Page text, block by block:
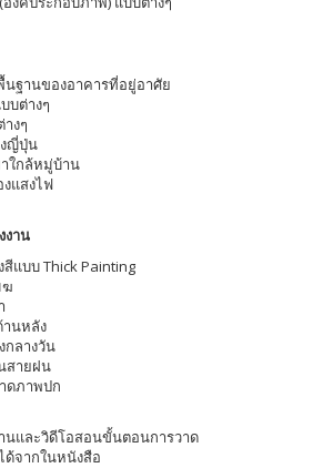
นฐานของอาคารที่อยู่อาศัย
บต่างๆ
งๆ
ญี่ปุ่น
ใกล้หมู่บ้าน
แสงไฟ
งาน
แบบ Thick Painting
ฆ
านหลัง
กลางวัน
สายฝน
ดภาพปก
นและวิดีโอสอนขั้นตอนการวาด
ด้จากในหนังสือ